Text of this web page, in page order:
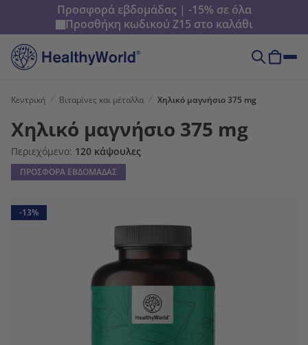
Προσφορά εβδομάδας | -15% σε όλα
Προσθήκη κωδικού Z15 στο καλάθι
Κεντρική Βιταμίνες και μέταλλα Χηλικό μαγνήσιο 375 mg
Χηλικό μαγνήσιο 375 mg
Περιεχόμενο: 120 κάψουλες
ΠΡΟΣΦΟΡΑ ΕΒΔΟΜΑΔΑΣ
-13%